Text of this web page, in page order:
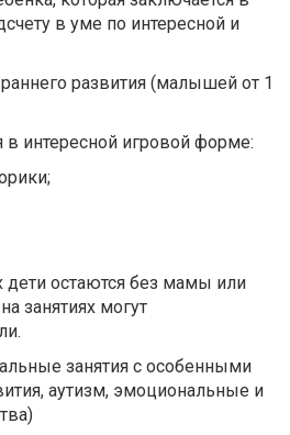
в уме по интересной и
развития (малышей от 1
в интересной игровой форме:
дети остаются без мамы или
занятиях могут
занятия с особенными
аутизм, эмоциональные и